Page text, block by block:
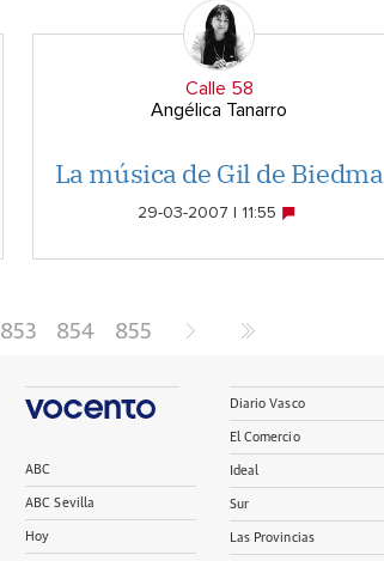
Calle 58
Angélica Tanarro
La música de Gil de Biedma
29-03-2007 | 11:55
853 854 855
ABC
ABC Sevilla
Hoy
Diario Vasco
El Comercio
Ideal
Sur
Las Provincias